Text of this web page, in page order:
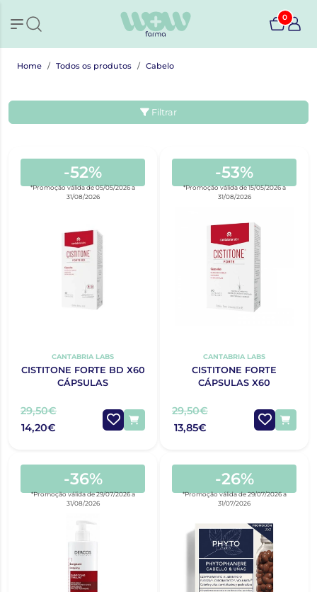
0
Home Todos os produtos Cabelo
Filtrar
-52%
*Promoção válida de 05/05/2026 a
31/08/2026
CANTABRIA LABS
CISTITONE FORTE BD X60
CÁPSULAS
29,50€
14,20€
-53%
*Promoção válida de 15/05/2026 a
31/08/2026
CANTABRIA LABS
CISTITONE FORTE
CÁPSULAS X60
29,50€
13,85€
-36%
*Promoção válida de 29/07/2026 a
31/08/2026
-26%
*Promoção válida de 29/07/2026 a
31/07/2026